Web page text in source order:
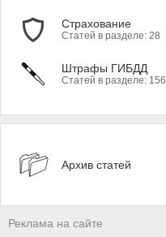
Страхование
Статей в разделе: 28
Штрафы ГИБДД
Статей в разделе: 156
Архив статей
Реклама на сайте